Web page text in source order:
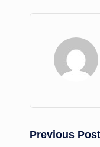
Post
Previous Post